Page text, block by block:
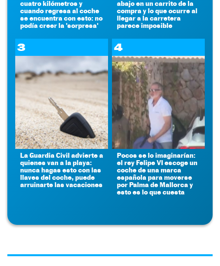
cuatro kilómetros y
cuando regresa al coche
se encuentra con esto: no
podía creer la 'sorpresa'
abajo en un carrito de la
compra y lo que ocurre al
llegar a la carretera
parece imposible
3
La Guardia Civil advierte a
quienes van a la playa:
nunca hagas esto con las
llaves del coche, puede
arruinarte las vacaciones
4
Pocos se lo imaginarían:
el rey Felipe VI escoge un
coche de una marca
española para moverse
por Palma de Mallorca y
esto es lo que cuesta